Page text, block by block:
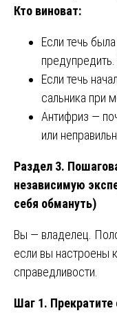
Кто виноват:
Если течь
Если течь
сальника при
Антифриз —
или
Раздел 3.
независимую
себя обмануть)
Вы — владелец.
если вы настроены
справедливости.
Шаг 1.